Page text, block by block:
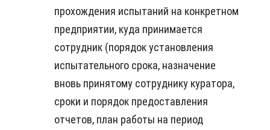
прохождения испытаний на конкретном
предприятии, куда принимается
сотрудник (порядок установления
испытательного срока, назначение
вновь принятому сотруднику куратора,
сроки и порядок предоставления
отчетов, план работы на период